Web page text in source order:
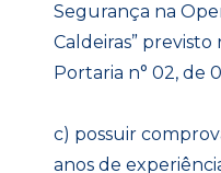
Segurança na
Caldeiras” previsto
Portaria n° 02, de
c) possuir
anos de